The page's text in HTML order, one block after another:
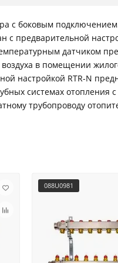
с боковым
предварительной
датчиком
в помещении
настройкой RTR-N
системах отопления
трубопроводу
088U0981